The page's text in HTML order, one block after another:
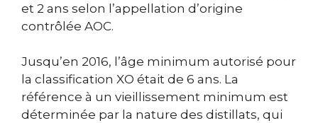
et 2 ans selon l’appellation d’origine
contrôlée AOC.
Jusqu’en 2016, l’âge minimum autorisé pour
la classification XO était de 6 ans. La
référence à un vieillissement minimum est
déterminée par la nature des distillats, qui